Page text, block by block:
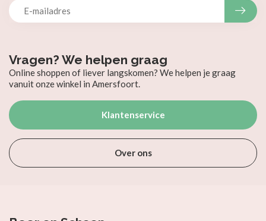
Vragen? We helpen graag
Online shoppen of liever langskomen? We helpen je graag
vanuit onze winkel in Amersfoort.
Klantenservice
Over ons